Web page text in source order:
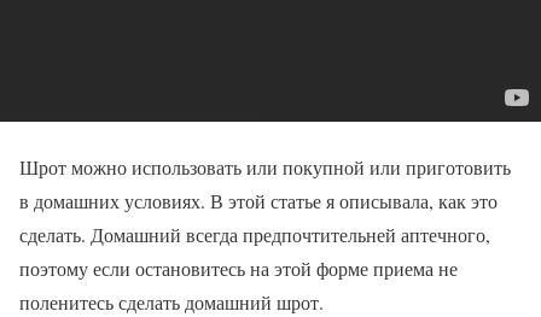
Шрот можно использовать или покупной или приготовить
в домашних условиях. В этой статье я описывала, как это
сделать. Домашний всегда предпочтительней аптечного,
поэтому если остановитесь на этой форме приема не
поленитесь сделать домашний шрот.